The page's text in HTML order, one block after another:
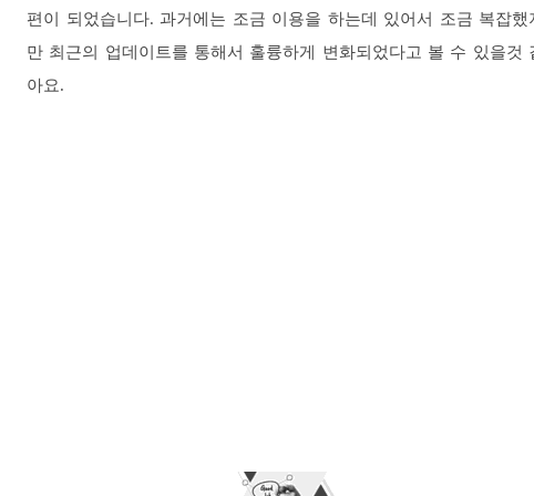
편이 되었습니다. 과거에는 조금 이용을 하는데 있어서 조금 복잡했
만 최근의 업데이트를 통해서 훌륭하게 변화되었다고 볼 수 있을것
아요.